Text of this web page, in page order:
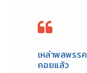
เหล่าพลพรร
คอยแล้ว